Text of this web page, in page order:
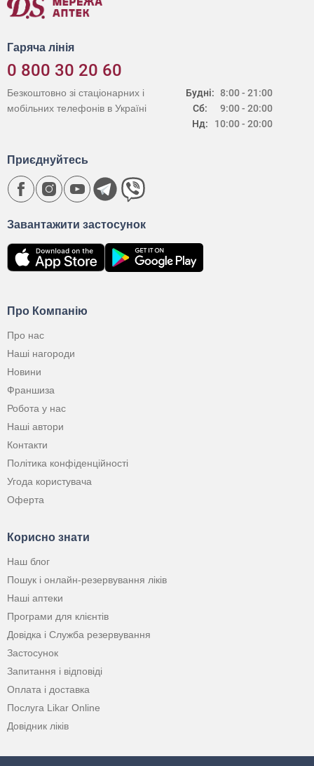
Гаряча лінія
0 800 30 20 60
Будні:
Сб:
Нд:
8:00 - 21:00
9:00 - 20:00
10:00 - 20:00
Безкоштовно зі стаціонарних і
мобільних телефонів в Україні
Про Компанію
Про нас
Наші нагороди
Новини
Франшиза
Робота у нас
Наші автори
Контакти
Політика конфіденційності
Угода користувача
Оферта
Корисно знати
Наш блог
Пошук і онлайн-резервування ліків
Наші аптеки
Програми для клієнтів
Довідка і Служба резервування
Застосунок
Запитання і відповіді
Оплата і доставка
Послуга Likar Online
Довідник ліків
Завантажити застосунок
Приєднуйтесь